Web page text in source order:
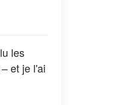
du
les
et je l'ai